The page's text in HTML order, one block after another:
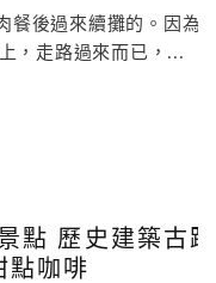
餐後過來續攤的。因為
，走路過來而已，...
點 歷史建築古
點咖啡